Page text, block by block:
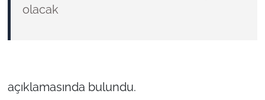
olacak
açıklamasında bulundu.